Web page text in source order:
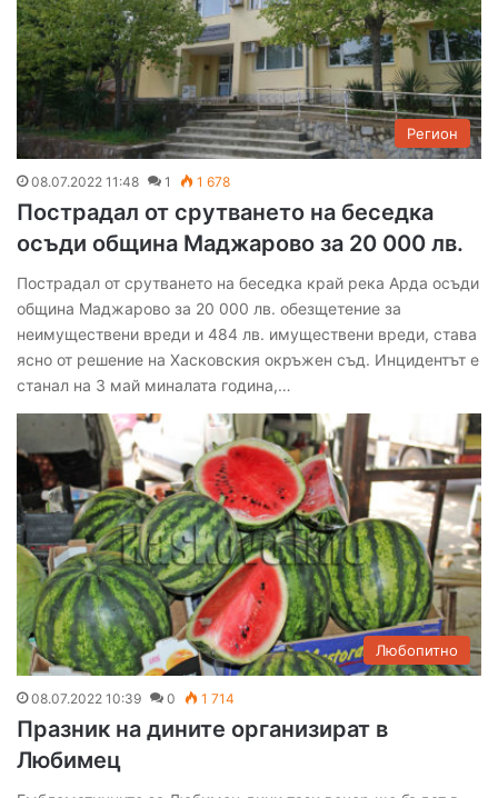
Регион
08.07.2022 11:48 1 1 678
Пострадал от срутването на беседка
осъди община Маджарово за 20 000 лв.
Пострадал от срутването на беседка край река Арда осъди
община Маджарово за 20 000 лв. обезщетение за
неимуществени вреди и 484 лв. имуществени вреди, става
ясно от решение на Хасковския окръжен съд. Инцидентът е
станал на 3 май миналата година,…
Любопитно
08.07.2022 10:39 0 1 714
Празник на дините организират в
Любимец